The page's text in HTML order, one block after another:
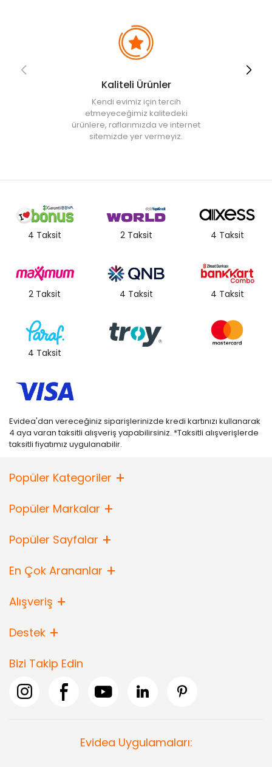
• " Ürün görsellerinde ışık, ortam ve dijital düzenlemelere bağlı
olarak renk ve doku farklılıkları oluşabilir. "
Kaliteli Ürünler
Kendi evimiz için tercih
etmeyeceğimiz kalitedeki
ürünlere, raflarımızda ve internet
sitemizde yer vermeyiz.
4 Taksit 2 Taksit 4 Taksit
2 Taksit 4 Taksit 4 Taksit
4 Taksit
Evidea'dan vereceğiniz siparişlerinizde kredi kartınızı kullanarak
4 aya varan taksitli alışveriş yapabilirsiniz. *Taksitli alışverişlerde
taksitli fiyatımız uygulanabilir.
Popüler Kategoriler
Popüler Markalar
Popüler Sayfalar
En Çok Arananlar
Alışveriş
Destek
Bizi Takip Edin
Evidea Uygulamaları: